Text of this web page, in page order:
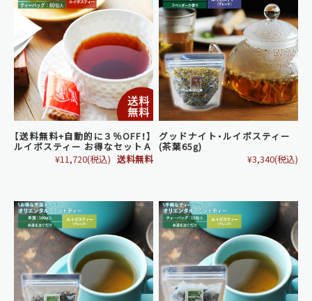
【送料無料+自動的に３％OFF！】
ルイボスティー お得なセットＡ
¥11,720(税込) 送料無料
グッドナイト・ルイボスティー
(茶葉65g)
¥3,340(税込)